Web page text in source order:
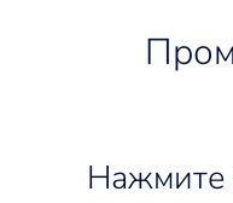
Нажмите